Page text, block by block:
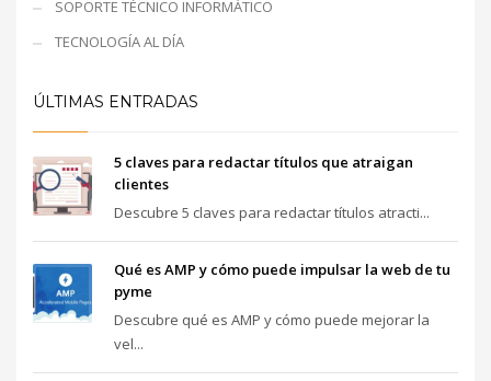
SOPORTE TÉCNICO INFORMÁTICO
TECNOLOGÍA AL DÍA
ÚLTIMAS ENTRADAS
5 claves para redactar títulos que atraigan
clientes
Descubre 5 claves para redactar títulos atracti...
Qué es AMP y cómo puede impulsar la web de tu
pyme
Descubre qué es AMP y cómo puede mejorar la
vel...